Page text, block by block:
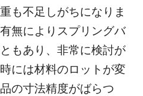
も不足しがちになりま
無によりスプリングバ
もあり、非常に検討が
には材料のロットが変
の寸法精度がばらつ